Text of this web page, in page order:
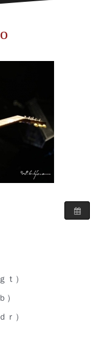
ｔ）
）
ｒ）